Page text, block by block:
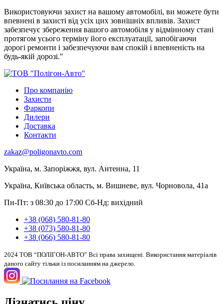
Використовуючи захист на вашому автомобілі, ви можете бути
впевнені в захисті від усіх цих зовнішніх впливів. Захист
забезпечує збереження вашого автомобіля у відмінному стані
протягом усього терміну його експлуатації, запобігаючи
дорогі ремонти і забезпечуючи вам спокій і впевненість на
будь-якій дорозі."
Про компанію
Захисти
Фаркопи
Дилери
Доставка
Контакти
zakaz@poligonavto.com
Україна, м. Запоріжжя, вул. Антенна, 11
Україна, Київська область, м. Вишневе, вул. Чорновола, 41а
Пн-Пт: з 08:30 до 17:00 Сб-Нд: вихідний
+38 (068) 580-81-80
+38 (073) 580-81-80
+38 (066) 580-81-80
2024 ТОВ “ПОЛІГОН-АВТО” Всі права захищені. Використання матеріалів
даного сайту тільки із посиланням на джерело.